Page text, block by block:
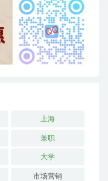
上海
兼职
大学
市场营销